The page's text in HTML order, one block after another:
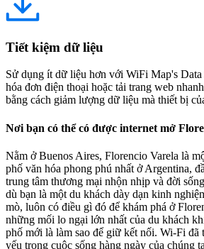
Tiết kiệm dữ liệu
Sử dụng ít dữ liệu hơn với WiFi Map's Data
hóa đơn điện thoại hoặc tải trang web
bằng cách giảm lượng dữ liệu mà thiết bị
Nơi bạn có thể có được internet mở
Nằm ở Buenos Aires, Florencio Varela là
phố văn hóa phong phú nhất ở Argentina,
trung tâm thương mại nhộn nhịp và đời
dù bạn là một du khách dày dạn kinh
mò, luôn có điều gì đó để khám phá ở
những mối lo ngại lớn nhất của du khách
phố mới là làm sao để giữ kết nối. Wi-Fi đã
yếu trong cuộc sống hàng ngày của chúng